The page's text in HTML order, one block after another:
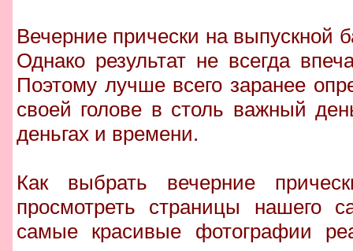
Вечерние прически на выпускной
Однако результат не всегда
Поэтому лучше всего заранее
своей голове в столь важный
деньгах и времени.
Как выбрать вечерние
просмотреть страницы нашего
самые красивые фотографии